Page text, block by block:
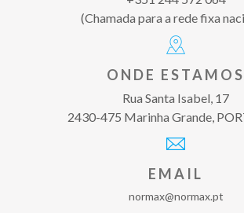
(Chamada para a rede fixa
ONDE ESTAMOS
Rua Santa Isabel, 17
2430-475 Marinha Grande,
EMAIL
normax@normax.pt